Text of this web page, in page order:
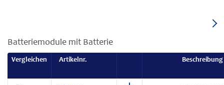
Batteriemodule mit Batterie
Vergleichen Artikelnr.